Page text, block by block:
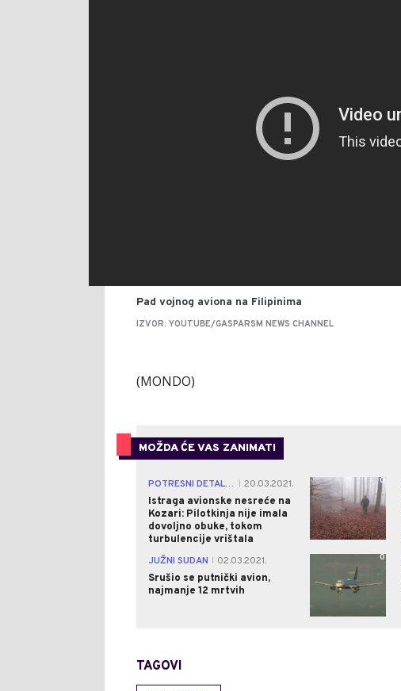
Pad vojnog aviona na Filipinima
IZVOR: YOUTUBE/GASPARSM NEWS CHANNEL
(MONDO)
MOŽDA ĆE VAS ZANIMATI
POTRESNI DETALJI TRAGEDIJE
20.03.2021.
Istraga avionske nesreće na
Kozari: Pilotkinja nije imala
dovoljno obuke, tokom
turbulencije vrištala
0
JUŽNI SUDAN
02.03.2021.
Srušio se putnički avion,
najmanje 12 mrtvih
0
TAGOVI